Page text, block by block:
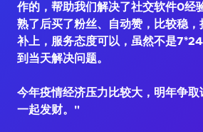
作的，帮助我们解决了社交软件0经
熟了后买了粉丝、自动赞，比较稳
补上，服务态度可以，虽然不是
到当天解决问题。
今年疫情经济压力比较大，明年争取
一起发财。"